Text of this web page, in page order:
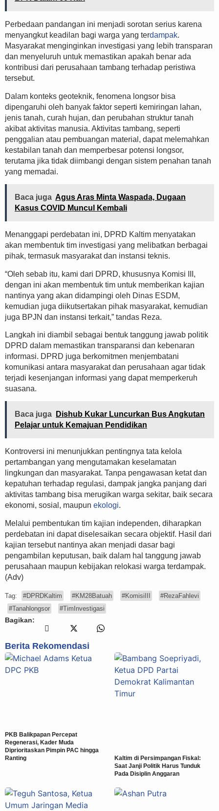
Perbedaan pandangan ini menjadi sorotan serius karena
menyangkut keadilan bagi warga yang terdampak.
Masyarakat menginginkan investigasi yang lebih transparan
dan menyeluruh untuk memastikan apakah benar ada
kontribusi dari perusahaan tambang terhadap peristiwa
tersebut.
Dalam konteks geoteknik, fenomena longsor bisa
dipengaruhi oleh banyak faktor seperti kemiringan lahan,
jenis tanah, curah hujan, dan perubahan struktur tanah
akibat aktivitas manusia. Aktivitas tambang, seperti
penggalian atau pembuangan material, dapat melemahkan
kestabilan tanah dan memperbesar potensi longsor,
terutama jika tidak diimbangi dengan sistem penahan tanah
yang memadai.
Baca juga Agus Aras Minta Waspada, Dugaan
Kasus COVID Muncul Kembali
Menanggapi perdebatan ini, DPRD Kaltim menyatakan
akan membentuk tim investigasi yang melibatkan berbagai
pihak, termasuk masyarakat dan instansi teknis.
“Oleh sebab itu, kami dari DPRD, khususnya Komisi III,
dengan ini akan membentuk tim untuk memberikan kajian
nantinya yang akan didampingi oleh Dinas ESDM,
kemudian juga diikutsertakan pihak masyarakat, kemudian
juga BPJN dan instansi terkait,” tandas Reza.
Langkah ini diambil sebagai bentuk tanggung jawab politik
DPRD dalam memastikan transparansi dan kebenaran
informasi. DPRD juga berkomitmen menjembatani
komunikasi antara masyarakat dan perusahaan agar tidak
terjadi kesenjangan informasi yang dapat memperkeruh
suasana.
Baca juga
Dishub Kukar Luncurkan Bus Angkutan
Pelajar untuk Kemajuan Pendidikan
Kontroversi ini menunjukkan pentingnya tata kelola
pertambangan yang mengutamakan keselamatan
lingkungan dan masyarakat. Tanpa pengawasan ketat dan
kepatuhan terhadap regulasi, dampak jangka panjang dari
aktivitas tambang bisa merugikan warga sekitar, baik secara
ekonomi, sosial, maupun ekologi.
Melalui pembentukan tim kajian independen, diharapkan
perdebatan ini dapat diselesaikan secara objektif. Hasil dari
kajian tersebut nantinya akan menjadi dasar bagi
pengambilan keputusan, baik dalam hal tanggung jawab
perusahaan maupun kebijakan relokasi warga terdampak.
(Adv)
Tag: #DPRDKaltim #KM28Batuah #KomisiIII
#RezaFahlevi
#Tanahlongsor
#TimInvestigasi
Bagikan:
Berita Rekomendasi
PKB Balikpapan Percepat
Regenerasi, Kader Muda
Diprioritaskan Pimpin PAC hingga
Ranting
Kaltim di Persimpangan Fiskal:
Saat Janji Politik Harus Tunduk
Pada Disiplin Anggaran